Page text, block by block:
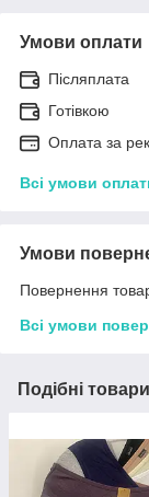
Умови оплати
Післяплата
Готівкою
Оплата за
Всі умови
Умови
Повернення
Всі умови
Подібні